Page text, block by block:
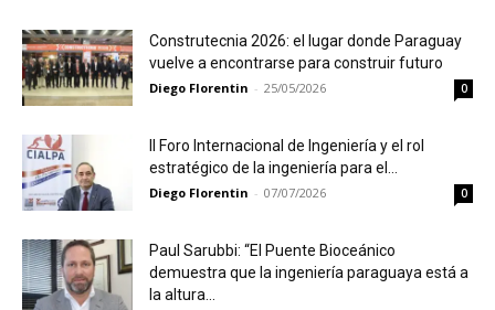
Construtecnia 2026: el lugar donde Paraguay
vuelve a encontrarse para construir futuro
Diego Florentin - 25/05/2026 0
II Foro Internacional de Ingeniería y el rol
estratégico de la ingeniería para el...
Diego Florentin - 07/07/2026 0
Paul Sarubbi: “El Puente Bioceánico
demuestra que la ingeniería paraguaya está a
la altura...